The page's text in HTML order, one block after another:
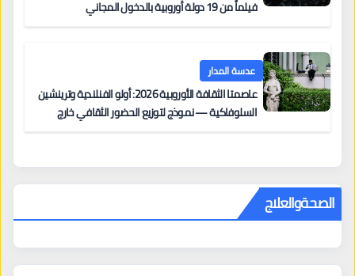
فيلماً من 19 دولة أوروبية بالدخول المجاني
عدسة المدار
عاصمتا الثقافة الأوروبية 2026: أولو الفنلندية وترينشين
السلوفاكية — نموذج لتوزيع الحضور الثقافي خارج
الصحةوالعلاج